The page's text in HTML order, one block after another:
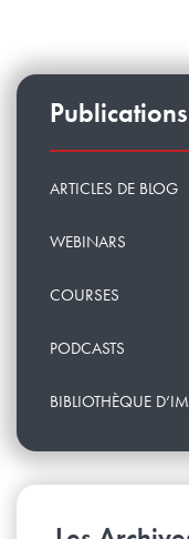
ARTICLES DE BLOG
WEBINARS
COURSES
PODCASTS
BIBLIOTHÈQUE